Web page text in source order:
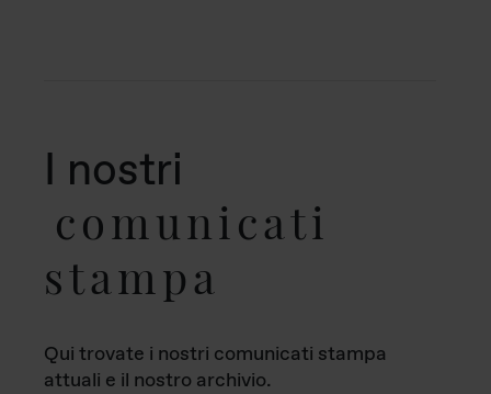
I nostri
comunicati
stampa
Qui trovate i nostri comunicati stampa
attuali e il nostro archivio.